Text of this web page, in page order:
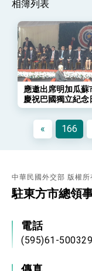
總統
年談話
總統
會 強
命運
變局
總統
團結
賴總
總統
外交部
我國
事處
相簿列表
應邀出席明加瓜蘇
慶祝巴國獨立紀念
活動
« 166
中華民國外交部 版權所
駐東方市總領
電話
(595)61-